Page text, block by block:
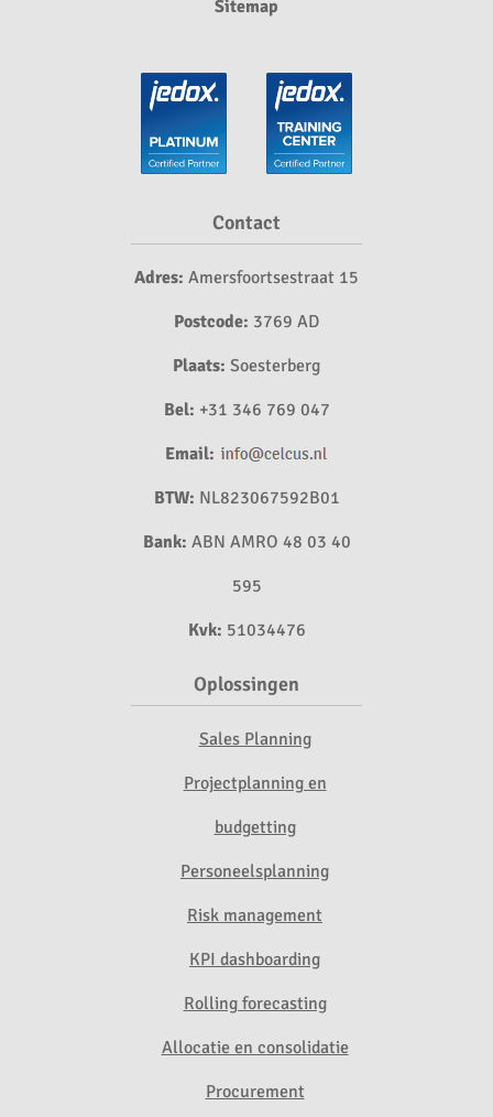
Sitemap
Contact
Adres: Amersfoortsestraat 15
Postcode: 3769 AD
Plaats: Soesterberg
Bel: +31 346 769 047
Email:
BTW: NL823067592B01
Bank: ABN AMRO 48 03 40
595
Kvk: 51034476
Oplossingen
Sales Planning
Projectplanning en
budgetting
Personeelsplanning
Risk management
KPI dashboarding
Rolling forecasting
Allocatie en consolidatie
Procurement